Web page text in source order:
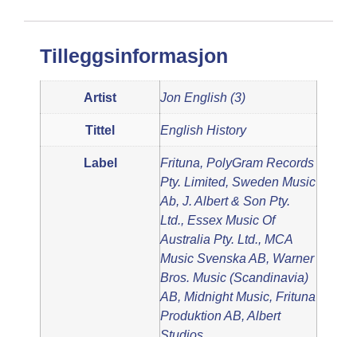
Tilleggsinformasjon
Artist Jon English (3)
Tittel English History
Label
Frituna, PolyGram Records
Pty. Limited, Sweden Music
Ab, J. Albert & Son Pty.
Ltd., Essex Music Of
Australia Pty. Ltd., MCA
Music Svenska AB, Warner
Bros. Music (Scandinavia)
AB, Midnight Music, Frituna
Produktion AB, Albert